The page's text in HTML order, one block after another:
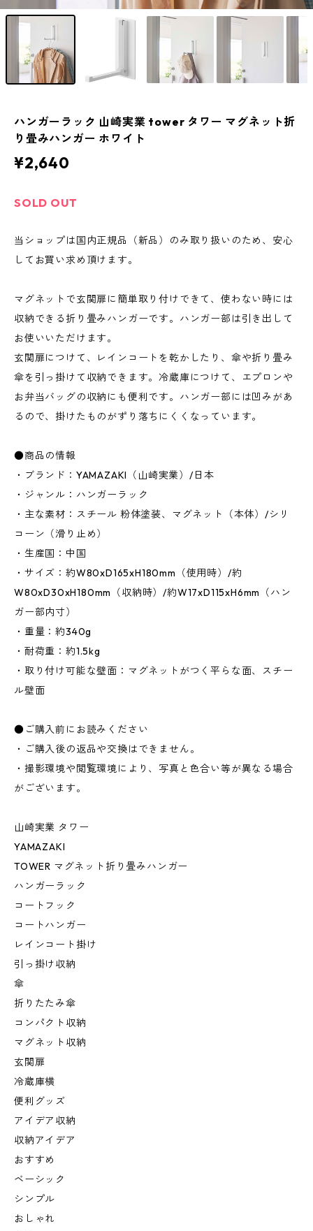
ハンガーラック 山崎実業 tower タワー マグネット折
り畳みハンガー ホワイト
¥2,640
SOLD OUT
当ショップは国内正規品（新品）のみ取り扱いのため、安心
してお買い求め頂けます。
マグネットで玄関扉に簡単取り付けできて、使わない時には
収納できる折り畳みハンガーです。ハンガー部は引き出して
お使いいただけます。
玄関扉につけて、レインコートを乾かしたり、傘や折り畳み
傘を引っ掛けて収納できます。冷蔵庫につけて、エプロンや
お弁当バッグの収納にも便利です。ハンガー部には凹みがあ
るので、掛けたものがずり落ちにくくなっています。
●商品の情報
・ブランド：YAMAZAKI（山崎実業）/日本
・ジャンル：ハンガーラック
・主な素材：スチール 粉体塗装、マグネット（本体）/シリ
コーン（滑り止め）
・生産国：中国
・サイズ：約W80xD165xH180mm（使用時）/約
W80xD30xH180mm（収納時）/約W17xD115xH6mm（ハン
ガー部内寸）
・重量：約340g
・耐荷重：約1.5kg
・取り付け可能な壁面：マグネットがつく平らな面、スチー
ル壁面
●ご購入前にお読みください
・ご購入後の返品や交換はできません。
・撮影環境や閲覧環境により、写真と色合い等が異なる場合
がございます。
山崎実業 タワー
YAMAZAKI
TOWER マグネット折り畳みハンガー
ハンガーラック
コートフック
コートハンガー
レインコート掛け
引っ掛け収納
傘
折りたたみ傘
コンパクト収納
マグネット収納
玄関扉
冷蔵庫横
便利グッズ
アイデア収納
収納アイデア
おすすめ
ベーシック
シンプル
おしゃれ